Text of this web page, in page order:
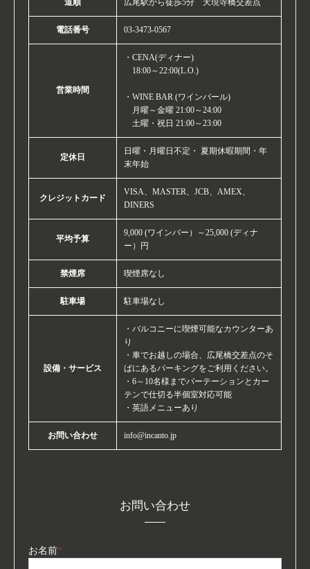
電話番号 03-3473-0567
営業時間
・CENA(ディナー)
18:00～22:00(L.O.)
・WINE BAR (ワインバール)
月曜～金曜 21:00～24:00
土曜・祝日 21:00～23:00
定休日
日曜・月曜日不定・ 夏期休暇期間・年
末年始
クレジットカード
VISA、MASTER、JCB、AMEX、
DINERS
平均予算
9,000 (ワインバー）～25,000 (ディナ
ー）円
禁煙席 喫煙席なし
駐車場 駐車場なし
設備・サービス
・バルコニーに喫煙可能なカウンターあ
り
・車でお越しの場合、広尾橋交差点のそ
ばにあるパーキングをご利用ください。
・6～10名様までパーテーションとカー
テンで仕切る半個室対応可能
・英語メニューあり
お問い合わせ info@incanto.jp
お問い合わせ
お名前*